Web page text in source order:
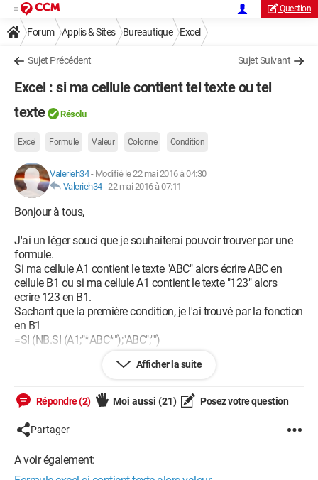
Question
Forum Applis & Sites Bureautique Excel
Sujet Précédent Sujet Suivant
Excel : si ma cellule contient tel texte ou tel
texte
Résolu
Excel Formule Valeur Colonne Condition
Valerieh34- Modifié le 22 mai 2016 à 04:30
Valerieh34-22 mai 2016 à 07:11
Bonjour à tous,
J'ai un léger souci que je souhaiterai pouvoir trouver par une
formule.
Si ma cellule A1 contient le texte "ABC" alors écrire ABC en
cellule B1 ou si ma cellule A1 contient le texte "123" alors
ecrire 123 en B1.
Sachant que la première condition, je l'ai trouvé par la fonction
en B1
=SI (NB.SI (A1;"*ABC*");"ABC";"")
Valerie
Afficher la suite
Répondre (2) Moi aussi (21) Posez votre question
Partager
A voir également: